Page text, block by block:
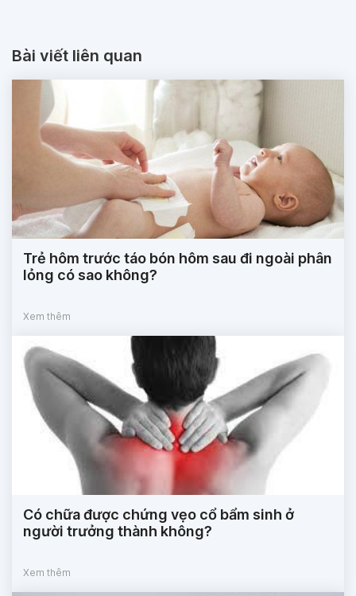
Bài viết liên quan
Trẻ hôm trước táo bón hôm sau đi ngoài phân
lỏng có sao không?
Xem thêm
Có chữa được chứng vẹo cổ bẩm sinh ở
người trưởng thành không?
Xem thêm